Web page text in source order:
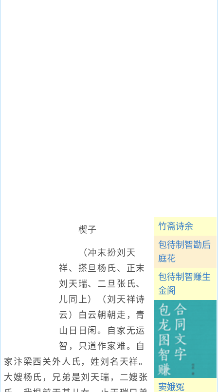
竹斋诗余
包待制智勘后
庭花
包待制智赚生
金阁
窦娥冤
楔子
（冲末扮刘天
祥、搽旦杨氏、正末
刘天瑞、二旦张氏、
儿同上）（刘天祥诗
云）白云朝朝走，青
山日日闲。自家无运
智，只道作家难。自
家汴梁西关外人氏，姓刘名天祥。
大嫂杨氏，兄弟是刘天瑞，二嫂张